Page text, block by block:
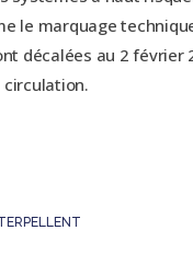
le marquage
décalées au 2 février